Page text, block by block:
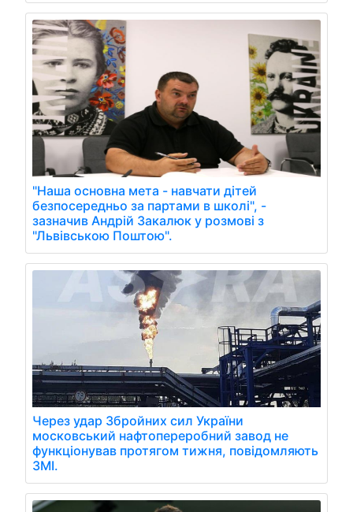
"Наша основна мета - навчати дітей
безпосередньо за партами в школі", -
зазначив Андрій Закалюк у розмові з
"Львівською Поштою".
Через удар Збройних сил України
московський нафтопереробний завод не
функціонував протягом тижня, повідомляють
ЗМІ.